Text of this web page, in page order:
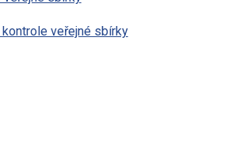
veřejné sbírky